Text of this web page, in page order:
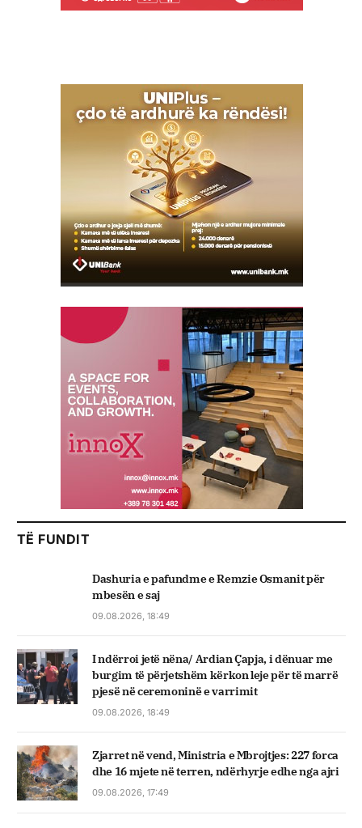
TË FUNDIT
Dashuria e pafundme e Remzie Osmanit për
mbesën e saj
09.08.2026, 18:49
I ndërroi jetë nëna/ Ardian Çapja, i dënuar me
burgim të përjetshëm kërkon leje për të marrë
pjesë në ceremoninë e varrimit
09.08.2026, 18:49
Zjarret në vend, Ministria e Mbrojtjes: 227 forca
dhe 16 mjete në terren, ndërhyrje edhe nga ajri
09.08.2026, 17:49